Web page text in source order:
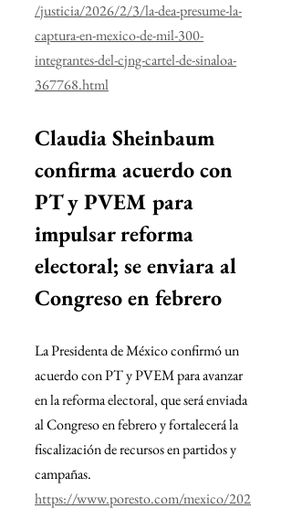
/justicia/2026/2/3/la-dea-presume-la-
captura-en-mexico-de-mil-300-
integrantes-del-cjng-cartel-de-sinaloa-
367768.html
Claudia Sheinbaum
confirma acuerdo con
PT y PVEM para
impulsar reforma
electoral; se enviara al
Congreso en febrero
La Presidenta de México confirmó un
acuerdo con PT y PVEM para avanzar
en la reforma electoral, que será enviada
al Congreso en febrero y fortalecerá la
fiscalización de recursos en partidos y
campañas.
https://www.poresto.com/mexico/202